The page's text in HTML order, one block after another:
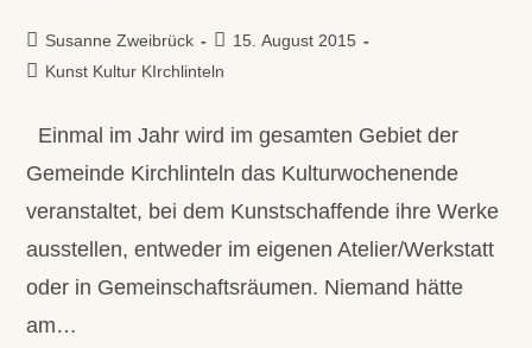
Beitrags-
Autor:
Susanne Zweibrück
Beitrag
veröffentlicht:
15. August 2015
Beitrags-
Kunst Kultur KIrchlinteln
Einmal im Jahr wird im gesamten Gebiet der
Gemeinde Kirchlinteln das Kulturwochenende
veranstaltet, bei dem Kunstschaffende ihre Werke
ausstellen, entweder im eigenen Atelier/Werkstatt
oder in Gemeinschaftsräumen. Niemand hätte
am…